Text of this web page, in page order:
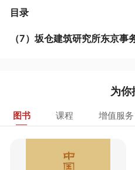
目录
（7）坂仓建筑研究所东京事
为你
图书 课程 增值服务